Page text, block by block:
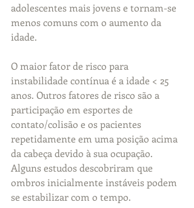
adolescentes mais jovens e tornam-se
menos comuns com o aumento da
idade.
O maior fator de risco para
instabilidade contínua é a idade < 25
anos. Outros fatores de risco são a
participação em esportes de
contato/colisão e os pacientes
repetidamente em uma posição acima
da cabeça devido à sua ocupação.
Alguns estudos descobriram que
ombros inicialmente instáveis ​​podem
se estabilizar com o tempo.